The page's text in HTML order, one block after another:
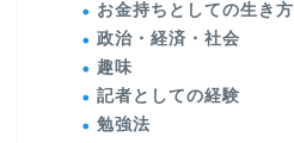
お金持ちとしての生き方
政治・経済・社会
趣味
記者としての経験
勉強法